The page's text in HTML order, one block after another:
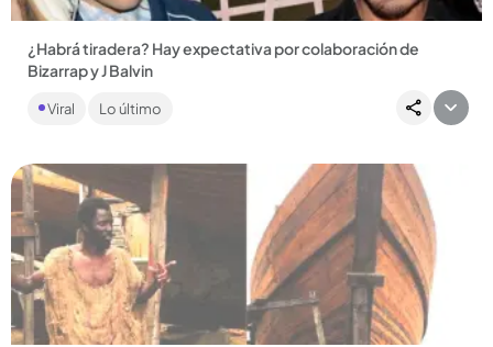
¿Habrá tiradera? Hay expectativa por colaboración de
Bizarrap y J Balvin
La sesión entre el productor argentino y el artista colombiano
ha dado de qué hablar en redes. ...
Viral Lo último
Compartir Noticia